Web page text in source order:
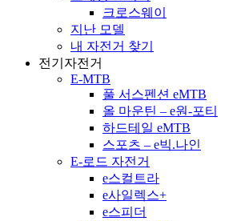
크로스웨이
지난 모델
내 자전거 찾기
전기자전거
E-MTB
풀 서스펜션 eMTB
올 마운틴 – e원-포티
하드테일 eMTB
스포츠 – e빅.나인
E-로드 자전거
e스컬트라
e사일렉스+
e스피더